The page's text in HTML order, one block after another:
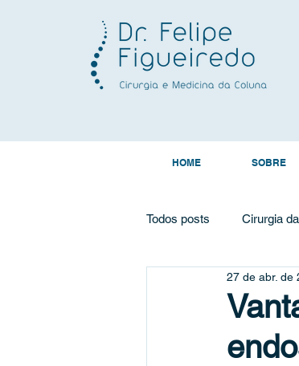
HOME SOBRE
Todos posts Cirurgia
cirurgia minimamente
cervicalgia dor
27 de abr. de